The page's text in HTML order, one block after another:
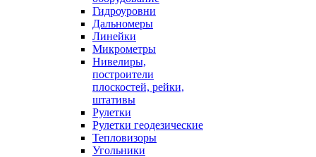
Гидроуровни
Дальномеры
Линейки
Микрометры
Нивелиры,
построители
плоскостей, рейки,
штативы
Рулетки
Рулетки геодезические
Тепловизоры
Угольники